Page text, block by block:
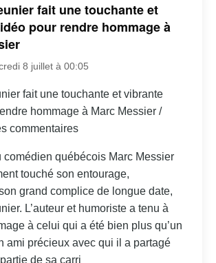
fait une touchante et
pour rendre hommage à
8 juillet à 00:05
fait une touchante et vibrante
hommage à Marc Messier /
commentaires
comédien québécois Marc Messier
touché son entourage,
grand complice de longue date,
L’auteur et humoriste a tenu à
à celui qui a été bien plus qu’un
ami précieux avec qui il a partagé
de sa carri